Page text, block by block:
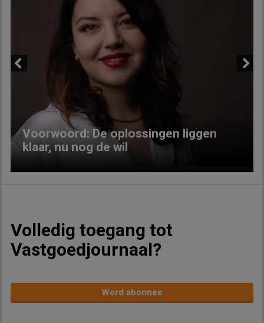
Voorwoord: De oplossingen liggen
klaar, nu nog de wil
Volledig toegang tot
Vastgoedjournaal?
Word abonnee